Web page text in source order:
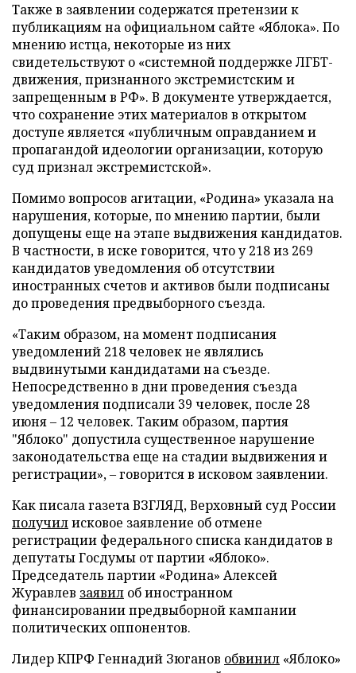
Также в заявлении содержатся претензии к
публикациям на официальном сайте «Яблока». По
мнению истца, некоторые из них
свидетельствуют о «системной поддержке ЛГБТ-
движения, признанного экстремистским и
запрещенным в РФ». В документе утверждается,
что сохранение этих материалов в открытом
доступе является «публичным оправданием и
пропагандой идеологии организации, которую
суд признал экстремистской».
Помимо вопросов агитации, «Родина» указала на
нарушения, которые, по мнению партии, были
допущены еще на этапе выдвижения кандидатов.
В частности, в иске говорится, что у 218 из 269
кандидатов уведомления об отсутствии
иностранных счетов и активов были подписаны
до проведения предвыборного съезда.
«Таким образом, на момент подписания
уведомлений 218 человек не являлись
выдвинутыми кандидатами на съезде.
Непосредственно в дни проведения съезда
уведомления подписали 39 человек, после 28
июня – 12 человек. Таким образом, партия
"Яблоко" допустила существенное нарушение
законодательства еще на стадии выдвижения и
регистрации», – говорится в исковом заявлении.
Как писала газета ВЗГЛЯД, Верховный суд России
получилисковое заявление об отмене
регистрации федерального списка кандидатов в
депутаты Госдумы от партии «Яблоко».
Председатель партии «Родина» Алексей
Журавлев заявил об иностранном
финансировании предвыборной кампании
политических оппонентов.
Лидер КПРФ Геннадий Зюганов обвинил «Яблоко»